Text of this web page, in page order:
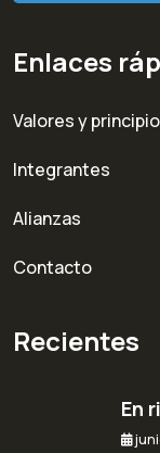
Enlaces
Valores y
Integrantes
Alianzas
Contacto
Recientes
En